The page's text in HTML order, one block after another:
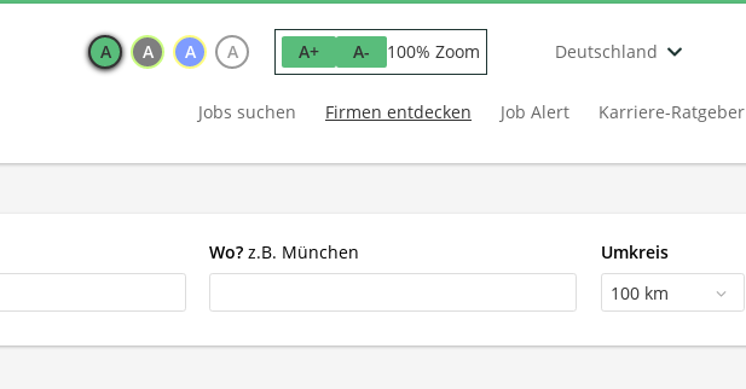
A A A A A+ A- 100% Zoom Deutschland
Jobs suchen Firmen entdecken Job Alert Karriere-Ratgeber
Wo? z.B. München
Umkreis
100 km